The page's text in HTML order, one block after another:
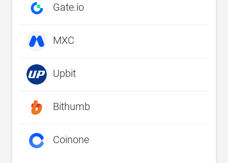
Gate.io
MXC
Upbit
Bithumb
Coinone